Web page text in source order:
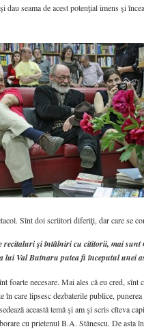
dau seama de acest potenţial imens şi
Sînt doi scriitori diferiţi, dar care se
recitaluri şi întâlniri cu cititorii, mai sunt
lui Val Butnaru putea fi începutul unei
foarte necesare. Mai ales că eu cred,
în care lipsesc dezbaterile publice,
această temă şi am şi scris cîteva
cu prietenul B.A. Stănescu. De asta